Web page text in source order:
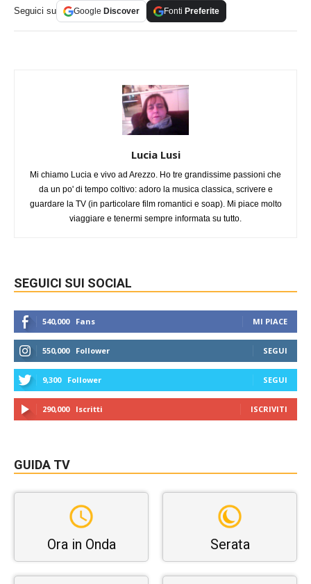
Seguici su Google Discover Fonti Preferite
Lucia Lusi
Mi chiamo Lucia e vivo ad Arezzo. Ho tre grandissime passioni che
da un po' di tempo coltivo: adoro la musica classica, scrivere e
guardare la TV (in particolare film romantici e soap). Mi piace molto
viaggiare e tenermi sempre informata su tutto.
SEGUICI SUI SOCIAL
540,000 Fans MI PIACE
550,000 Follower SEGUI
9,300 Follower SEGUI
290,000 Iscritti ISCRIVITI
GUIDA TV
Ora in Onda Serata